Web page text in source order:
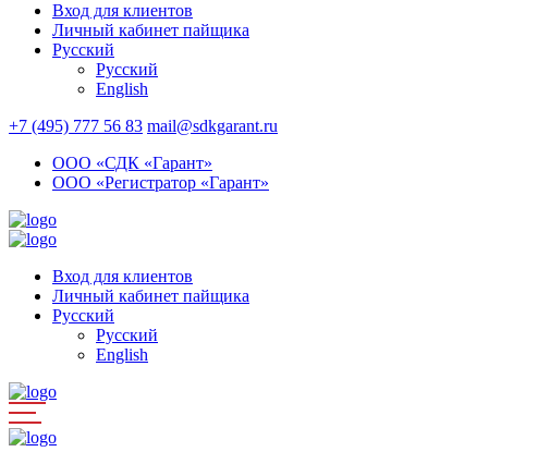
Вход для клиентов
Личный кабинет пайщика
Русский
Русский
English
+7 (495) 777 56 83 mail@sdkgarant.ru
ООО «СДК «Гарант»
ООО «Регистратор «Гарант»
Вход для клиентов
Личный кабинет пайщика
Русский
Русский
English